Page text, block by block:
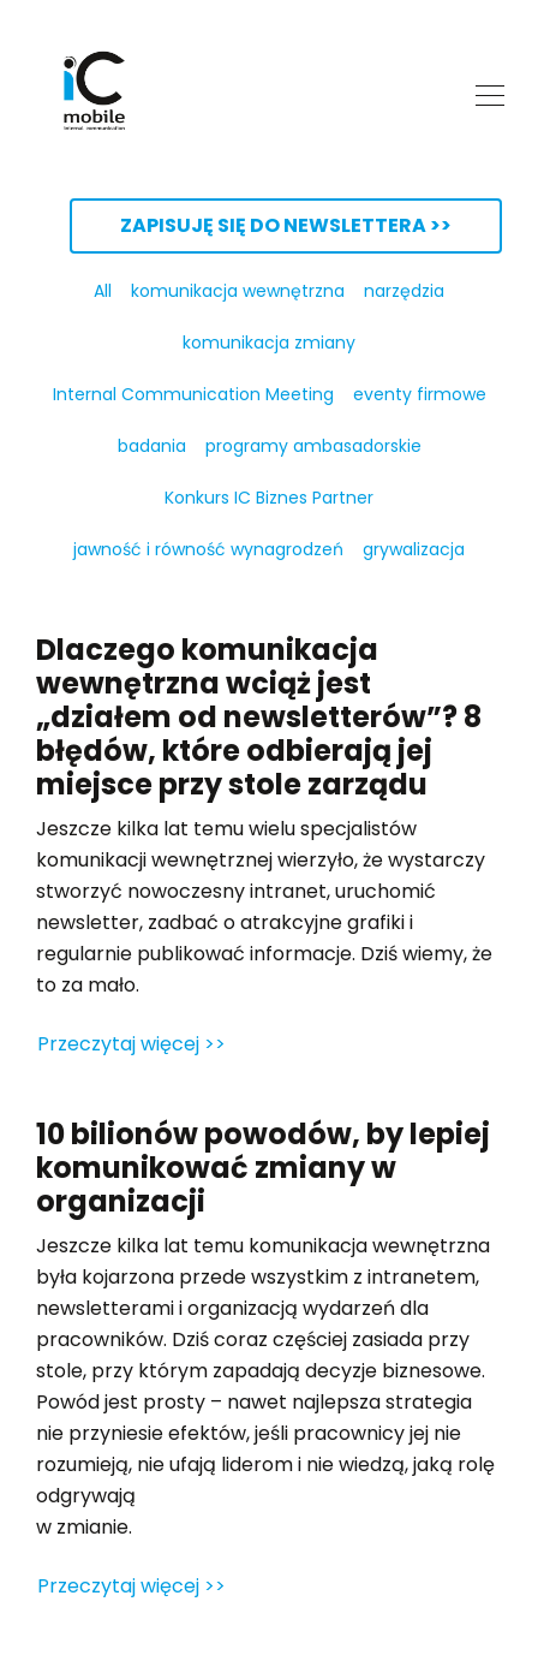
ZAPISUJĘ SIĘ DO NEWSLETTERA >>
All komunikacja wewnętrzna narzędzia
komunikacja zmiany
Internal Communication Meeting eventy firmowe
badania programy ambasadorskie
Konkurs IC Biznes Partner
jawność i równość wynagrodzeń grywalizacja
Dlaczego komunikacja
wewnętrzna wciąż jest
„działem od newsletterów”? 8
błędów, które odbierają jej
miejsce przy stole zarządu
Jeszcze kilka lat temu wielu specjalistów
komunikacji wewnętrznej wierzyło, że wystarczy
stworzyć nowoczesny intranet, uruchomić
newsletter, zadbać o atrakcyjne grafiki i
regularnie publikować informacje. Dziś wiemy, że
to za mało.
Przeczytaj więcej >>
10 bilionów powodów, by lepiej
komunikować zmiany w
organizacji
Jeszcze kilka lat temu komunikacja wewnętrzna
była kojarzona przede wszystkim z intranetem,
newsletterami i organizacją wydarzeń dla
pracowników. Dziś coraz częściej zasiada przy
stole, przy którym zapadają decyzje biznesowe.
Powód jest prosty – nawet najlepsza strategia
nie przyniesie efektów, jeśli pracownicy jej nie
rozumieją, nie ufają liderom i nie wiedzą, jaką rolę
odgrywają
w zmianie.
Przeczytaj więcej >>